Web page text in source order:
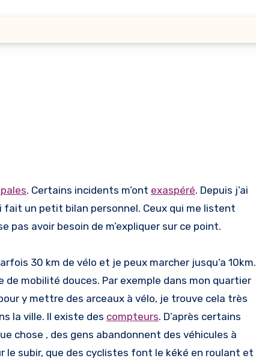
. Certains incidents m’ont exaspéré. Depuis j’ai
fait un petit bilan personnel. Ceux qui me listent
pas avoir besoin de m’expliquer sur ce point.
30 km de vélo et je peux marcher jusqu’a 10km.
mobilité douces. Par exemple dans mon quartier
y mettre des arceaux à vélo, je trouve cela très
la ville. Il existe des compteurs. D’après certains
chose , des gens abandonnent des véhicules à
le subir, que des cyclistes font le kéké en roulant et